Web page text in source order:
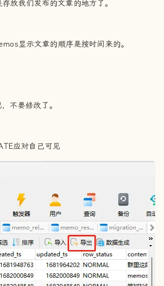
放我们发布的文章的地方了。
显示文章的顺序是按时间来的。
不要修改了。
应对自己可见